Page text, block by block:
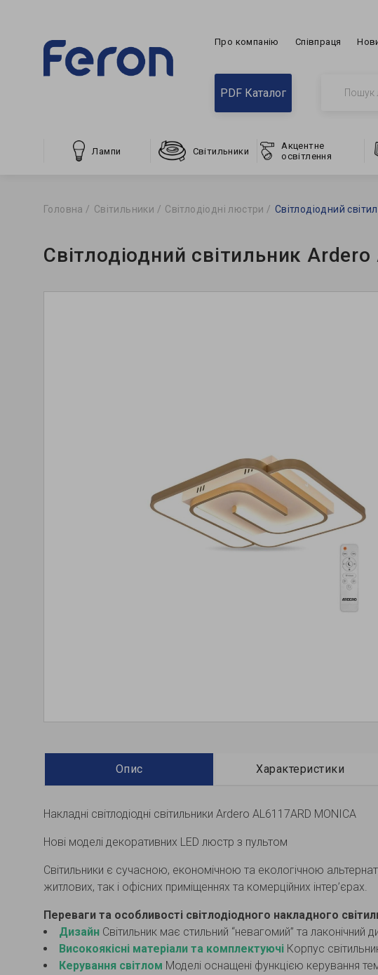
Про компанію Співпраця
PDF Каталог
Лампи Світильники
Акцентне
освітлення
Головна Світильники Світлодіодні люстри Світлодіодний
Світлодіодний світильник
Опис Характеристики
Накладні світлодіодні світильники Ardero AL6117ARD MONICA
Нові моделі декоративних LED люстр з пультом
Світильники є сучасною, економічною та екологічною
житлових, так і офісних приміщеннях та комерційних інтер’єрах.
Переваги та особливості світлодіодного накладного
Дизайн Світильник має стильний “невагомий” та
Високоякісні матеріали та комплектуючі Корпус
Керування світлом Моделі оснащені функцією керування